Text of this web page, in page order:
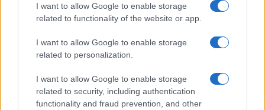
I want to allow Google to enable storage
related to functionality of the website or app.
I want to allow Google to enable storage
related to personalization.
I want to allow Google to enable storage
related to security, including authentication
functionality and fraud prevention, and other
Carica altri commenti